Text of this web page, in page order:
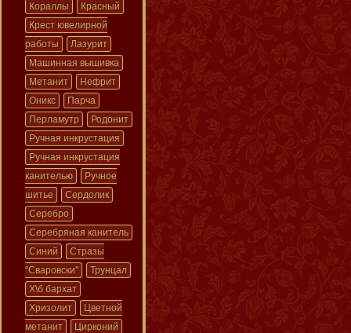
Кораллы
Красный
Крест ювелирной
работы
Лазурит
Машинная вышивка
Метанит
Нефрит
Оникс
Парча
Перламутр
Родонит
Ручная инкрустация
Ручная инкрустация
канителью
Ручное
шитье
Сердолик
Серебро
Серебряная канитель
Синий
Стразы
"Сваровски"
Трунцал
Х\б бархат
Хризолит
Цветной
метанит
Цирконий